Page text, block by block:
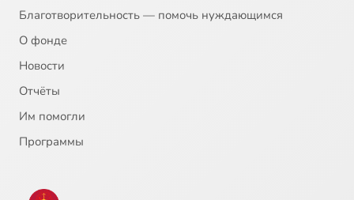
Благотворительность — помочь нуждающимся
О фонде
Новости
Отчёты
Им помогли
Программы